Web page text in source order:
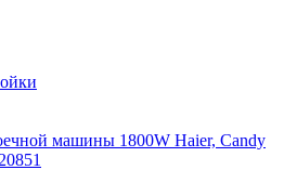
машины 1800W Haier, Candy